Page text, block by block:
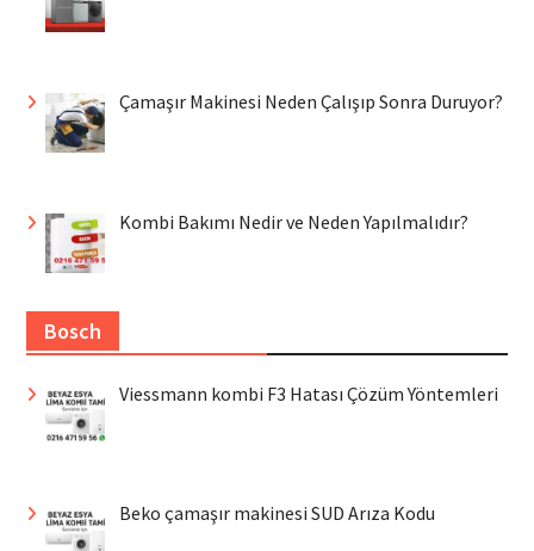
Çamaşır Makinesi Neden Çalışıp Sonra Duruyor?
Kombi Bakımı Nedir ve Neden Yapılmalıdır?
Bosch
Viessmann kombi F3 Hatası Çözüm Yöntemleri
Beko çamaşır makinesi SUD Arıza Kodu